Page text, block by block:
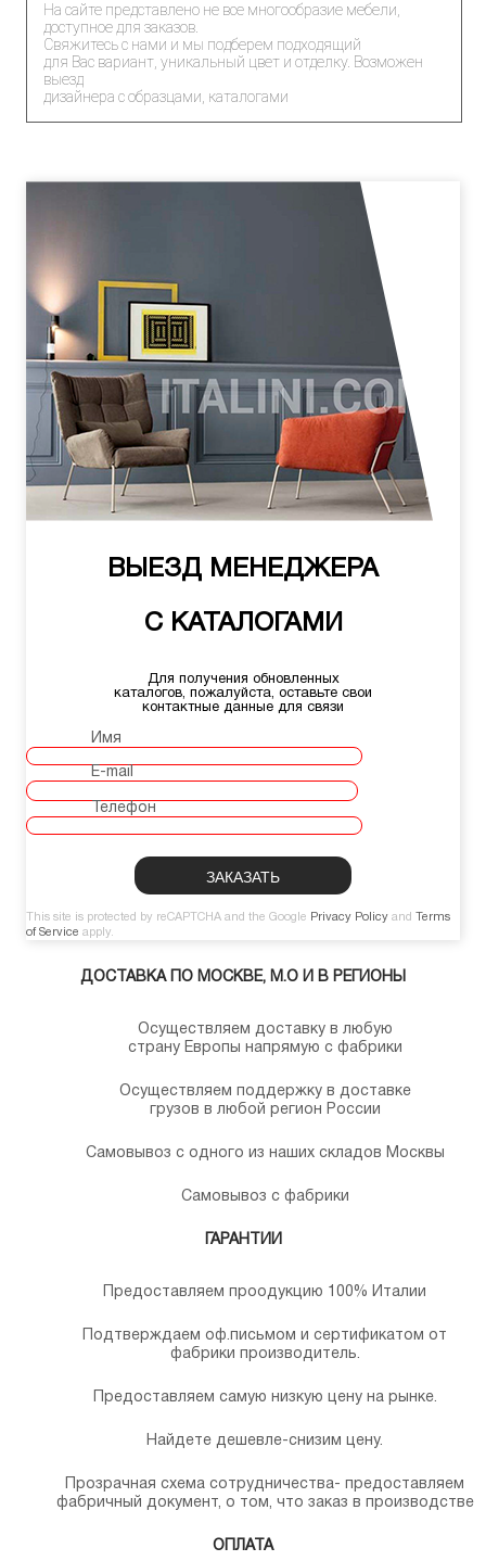
На сайте представлено не все многообразие мебели,
доступное для заказов.
Свяжитесь с нами и мы подберем подходящий
для Вас вариант, уникальный цвет и отделку. Возможен
выезд
дизайнера с образцами, каталогами
ВЫЕЗД МЕНЕДЖЕРА
С КАТАЛОГАМИ
Для получения обновленных
каталогов, пожалуйста, оставьте свои
контактные данные для связи
Имя
E-mail
Телефон
This site is protected by reCAPTCHA and the Google Privacy Policy and
Terms
of Service apply.
ДОСТАВКА ПО МОСКВЕ, М.О И В РЕГИОНЫ
Осуществляем доставку в любую
страну Европы напрямую с фабрики
Осуществляем поддержку в доставке
грузов в любой регион России
Самовывоз с одного из наших складов Москвы
Самовывоз с фабрики
ГАРАНТИИ
Предоставляем проодукцию 100% Италии
Подтверждаем оф.письмом и сертификатом от
фабрики производитель.
Предоставляем самую низкую цену на рынке.
Найдете дешевле-снизим цену.
Прозрачная схема сотрудничества- предоставляем
фабричный документ, о том, что заказ в производстве
ОПЛАТА